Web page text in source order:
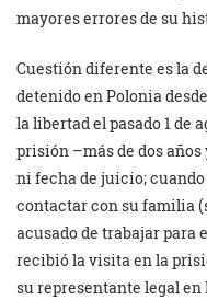
mayores errores de su
Cuestión diferente es la
detenido en Polonia
la libertad el pasado 1 de
prisión –más de dos
ni fecha de juicio;
contactar con su familia
acusado de trabajar
recibió la visita en la
su representante legal en